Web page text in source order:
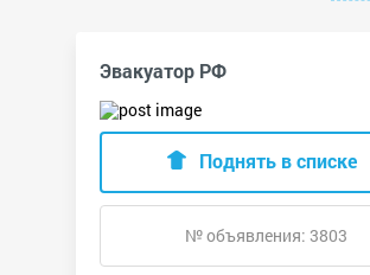
Эвакуатор РФ
Поднять в списке
№ объявления: 3803